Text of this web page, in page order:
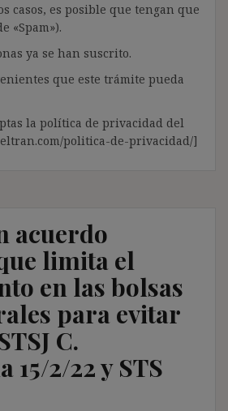
casos, es posible que tengan que
«Spam»).
ya se han suscrito.
que este trámite pueda
la política de privacidad del
politica-de-privacidad/]
acuerdo
limita el
en las bolsas
para evitar
C.
15/2/22 y STS